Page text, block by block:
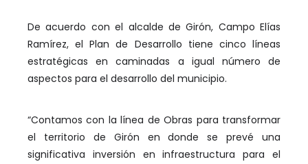
De acuerdo con el alcalde de Girón, Campo Elías
Ramírez, el Plan de Desarrollo tiene cinco líneas
estratégicas en caminadas a igual número de
aspectos para el desarrollo del municipio.
“Contamos con la línea de Obras para transformar
el territorio de Girón en donde se prevé una
significativa inversión en infraestructura para el